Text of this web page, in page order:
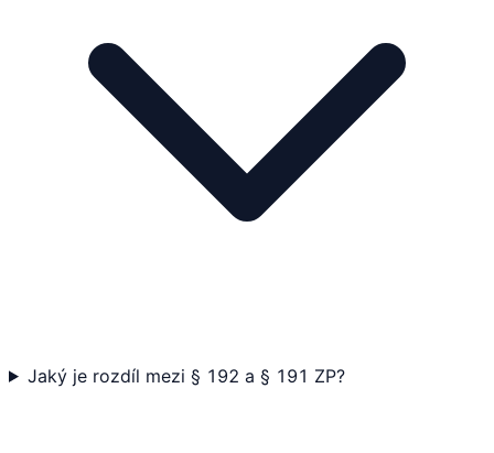
Jaký je rozdíl mezi § 192 a § 191 ZP?